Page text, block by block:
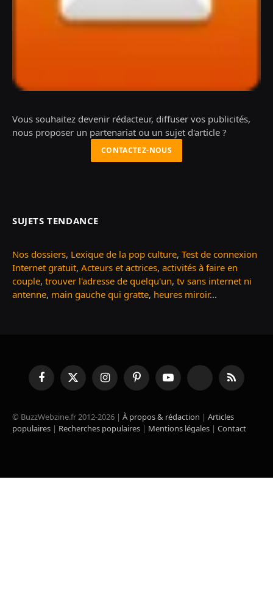
Vous souhaitez devenir rédacteur, diffuser vos publicités,
nous proposer un partenariat ou un sujet d'article ?
CONTACTEZ-NOUS
SUJETS TENDANCE
Nos dossiers, Lexique de la pop culture, Test de connexion
Internet gratuit, Acteurs et actrices, activités à faire en
couple, trouver l'adresse de quelqu'un, tv sans internet ni
antenne, main gauche qui gratte, heures miroir...
FacebookX
(Twitter)
InstagramPinterestYouTube TikTok RSS
© BuzzWebzine.fr 2012-2026 | À propos & rédaction | Articles
populaires | Recherches populaires | Mentions légales | Contact